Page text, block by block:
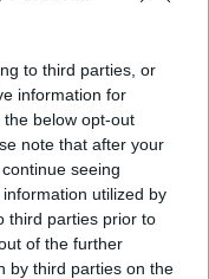
to third parties, or
information for
below opt-out
note that after your
seeing
utilized by
third parties prior to
of the further
by third parties on the
zespołem,
jak w Astralis,
możliwe warunki,
na
i powinny takie
wyniki i
zrobią wszystko,
– dodał.